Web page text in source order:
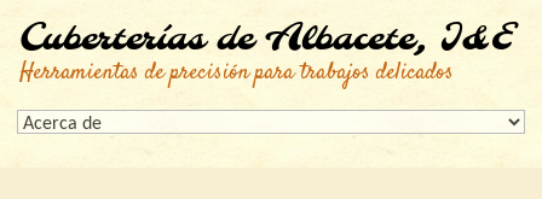
Cuberterías de Albacete, I&E
Herramientas de precisión para trabajos delicados